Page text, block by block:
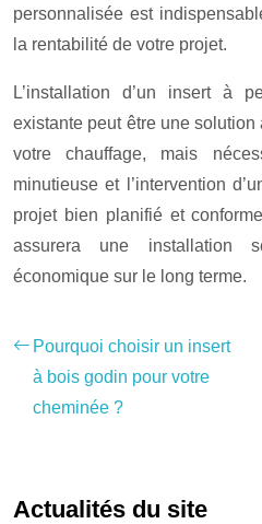
personnalisée est
la rentabilité de votre projet.
L’installation d’un insert à
existante peut être une
votre chauffage, mais
minutieuse et l’intervention
projet bien planifié et
assurera une installation
économique sur le long terme.
Pourquoi choisir un insert
à bois godin pour votre
cheminée ?
Actualités du site